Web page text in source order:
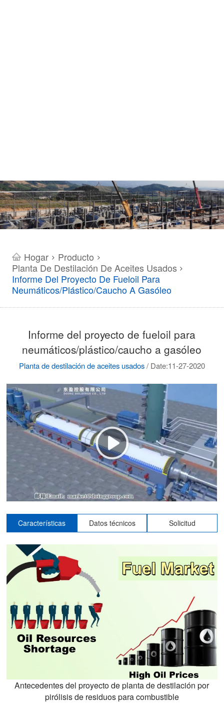
Hogar> Producto >
Planta De Destilación De Aceites Usados >
Informe Del Proyecto De Fueloil Para
Neumáticos/plástico/caucho A Gasóleo
Informe del proyecto de fueloil para
neumáticos/plástico/caucho a gasóleo
Planta de destilación de aceites usados/ Date:11-27-2020
Características Datos técnicos Solicitud
Antecedentes del proyecto de planta de destilación por
pirólisis de residuos para combustible